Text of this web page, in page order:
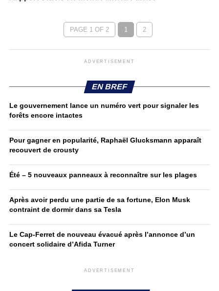
PAGE 1 OF 2 1 2
ADVERTISEMENT
EN BREF
Le gouvernement lance un numéro vert pour signaler les
forêts encore intactes
Pour gagner en popularité, Raphaël Glucksmann apparaît
recouvert de crousty
Été – 5 nouveaux panneaux à reconnaître sur les plages
Après avoir perdu une partie de sa fortune, Elon Musk
contraint de dormir dans sa Tesla
Le Cap-Ferret de nouveau évacué après l’annonce d’un
concert solidaire d’Afida Turner
ADVERTISEMENT